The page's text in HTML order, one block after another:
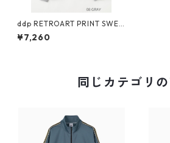
ddp RETROART PRINT SWEA
T PARKA_Richard
¥7,260
同じカテゴリ